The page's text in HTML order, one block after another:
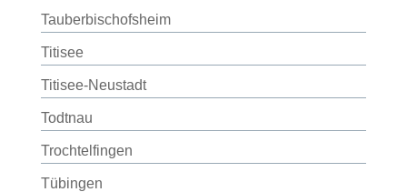
Tauberbischofsheim
Titisee
Titisee-Neustadt
Todtnau
Trochtelfingen
Tübingen